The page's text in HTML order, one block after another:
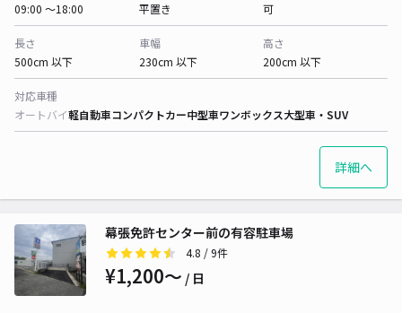
09:00 〜18:00
平置き
可
長さ
500cm 以下
車幅
230cm 以下
高さ
200cm 以下
対応車種
オートバイ軽自動車コンパクトカー中型車ワンボックス大型車・SUV
詳細へ
幕張免許センター前の有容駐車場
4.8 / 9件
¥1,200〜 / 日